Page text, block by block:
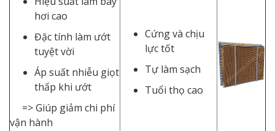
hơi cao
Đặc tính làm ướt
tuyệt vời
Áp suất nhiễu giọt
thấp khi ướt
=> Giúp giảm chi phí
vận hành
Cứng và chịu
lực tốt
Tự làm sạch
Tuổi thọ cao